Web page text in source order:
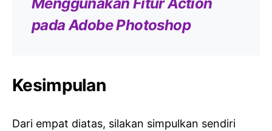
pada Adobe Photoshop
Kesimpulan
Dari empat diatas, silakan simpulkan sendiri